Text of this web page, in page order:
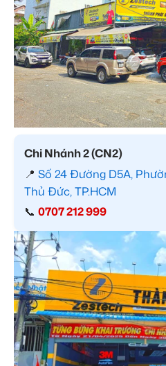
Chi Nhánh 2 (CN2)
📍 Số 24 Đường D5A,
Thủ Đức, TP.HCM
📞 0707 212 999